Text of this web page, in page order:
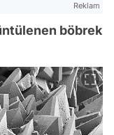
Reklam
böbrek